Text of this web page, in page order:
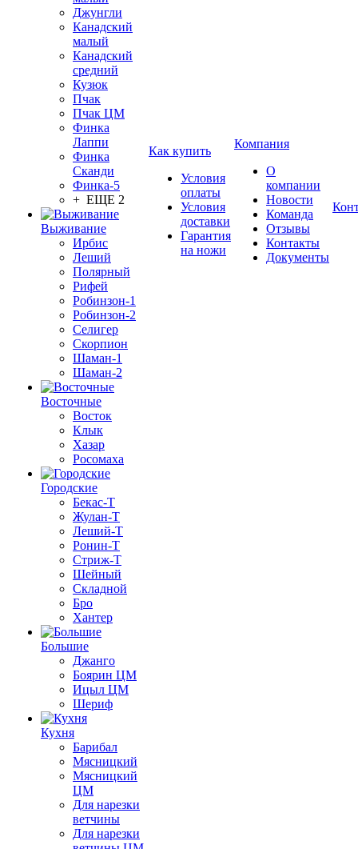
Джунгли
Канадский
малый
Канадский
средний
Кузюк
Пчак
Пчак ЦМ
Финка
Лаппи
Финка
Сканди
Финка-5
+ ЕЩЕ 2
Выживание
Ирбис
Леший
Полярный
Рифей
Робинзон-1
Робинзон-2
Селигер
Скорпион
Шаман-1
Шаман-2
Восточные
Восток
Клык
Хазар
Росомаха
Городские
Бекас-Т
Жулан-Т
Леший-Т
Ронин-Т
Стриж-Т
Шейный
Складной
Бро
Хантер
Большие
Джанго
Боярин ЦМ
Ицыл ЦМ
Шериф
Кухня
Барибал
Мясницкий
Мясницкий
ЦМ
Для нарезки
ветчины
Для нарезки
Как купить
Условия
оплаты
Условия
доставки
Гарантия
на ножи
Компания
О
компании
Новости
Команда
Отзывы
Контакты
Документы